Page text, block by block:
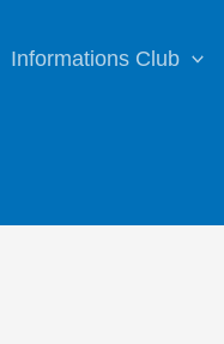
Informations Club